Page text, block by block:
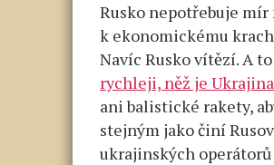
Rusko nepotřebuje mír
k ekonomickému
Navíc Rusko vítězí. A
rychleji, něž je
ani balistické rakety,
stejným jako činí
ukrajinských operátorů